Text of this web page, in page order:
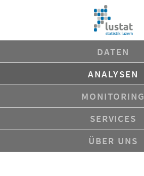
DATEN
ANALYSEN
MONITORING
SERVICES
ÜBER UNS